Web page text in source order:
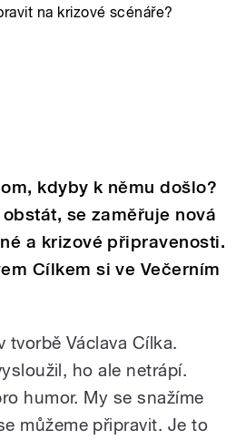
na krizové scénáře?
kdyby k němu došlo?
se zaměřuje nová
a krizové připravenosti.
Cílkem si ve Večerním
tvorbě Václava Cílka.
ho ale netrápí.
humor. My se snažíme
můžeme připravit. Je to